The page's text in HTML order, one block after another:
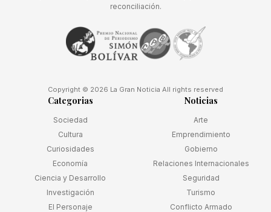
reconciliación.
Copyright © 2026 La Gran Noticia All rights reserved
Categorias
Sociedad
Cultura
Curiosidades
Economía
Ciencia y Desarrollo
Investigación
El Personaje
Noticias
Arte
Emprendimiento
Gobierno
Relaciones Internacionales
Seguridad
Turismo
Conflicto Armado